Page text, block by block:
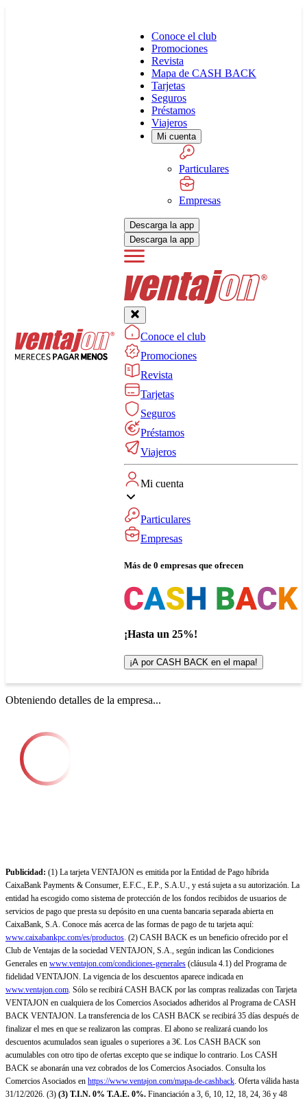
Conoce el club
Promociones
Revista
Mapa de CASH BACK
Tarjetas
Seguros
Préstamos
Viajeros
Mi cuenta
Particulares
Empresas
Descarga la app
Descarga la app
Conoce el club
Promociones
Revista
Tarjetas
Seguros
Préstamos
Viajeros
Mi cuenta
Particulares
Empresas
Más de 0 empresas que ofrecen
¡Hasta un 25%!
¡A por CASH BACK en el mapa!
Obteniendo detalles de la empresa...
Publicidad: (1) La tarjeta VENTAJON es emitida por la Entidad de Pago híbrida
CaixaBank Payments & Consumer, E.F.C., E.P., S.A.U., y está sujeta a su autorización. La
entidad ha escogido como sistema de protección de los fondos recibidos de usuarios de
servicios de pago que presta su depósito en una cuenta bancaria separada abierta en
CaixaBank, S.A. Conoce más acerca de las formas de pago de tu tarjeta aquí:
www.caixabankpc.com/es/productos. (2) CASH BACK es un beneficio ofrecido por el
Club de Ventajas de la sociedad VENTAJON, S.A., según indican las Condiciones
Generales en www.ventajon.com/condiciones-generales (cláusula 4.1) del Programa de
fidelidad VENTAJON. La vigencia de los descuentos aparece indicada en
www.ventajon.com. Sólo se recibirá CASH BACK por las compras realizadas con Tarjeta
VENTAJON en cualquiera de los Comercios Asociados adheridos al Programa de CASH
BACK VENTAJON. La transferencia de los CASH BACK se recibirá 35 días después de
finalizar el mes en que se realizaron las compras. El abono se realizará cuando los
descuentos acumulados sean iguales o superiores a 3€. Los CASH BACK son
acumulables con otro tipo de ofertas excepto que se indique lo contrario. Los CASH
BACK se abonarán una vez cobrados de los Comercios Asociados. Consulta los
Comercios Asociados en https://www.ventajon.com/mapa-de-cashback. Oferta válida hasta
31/12/2026. (3) (3) T.I.N. 0% T.A.E. 0%. Financiación a 3, 6, 10, 12, 18, 24, 36 y 48